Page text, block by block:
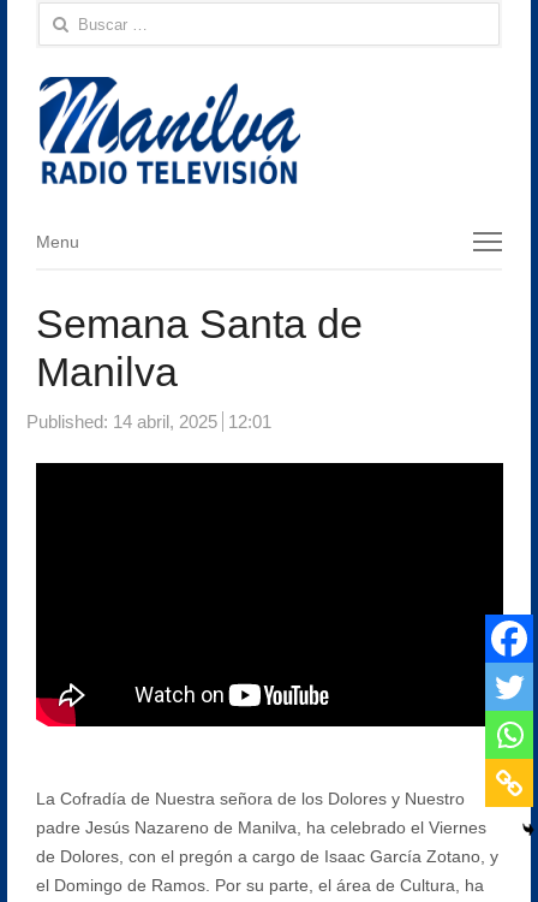
Buscar:
Menu
Menu
Semana Santa de
Manilva
Published: 14 abril, 2025 12:01
La Cofradía de Nuestra señora de los Dolores y Nuestro
padre Jesús Nazareno de Manilva, ha celebrado el Viernes
de Dolores, con el pregón a cargo de Isaac García Zotano, y
el Domingo de Ramos. Por su parte, el área de Cultura, ha